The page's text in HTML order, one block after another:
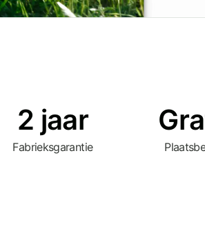
2 jaar
Fabrieksgarantie